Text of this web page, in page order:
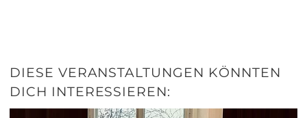
DIESE VERANSTALTUNGEN KÖNNTEN
DICH INTERESSIEREN: